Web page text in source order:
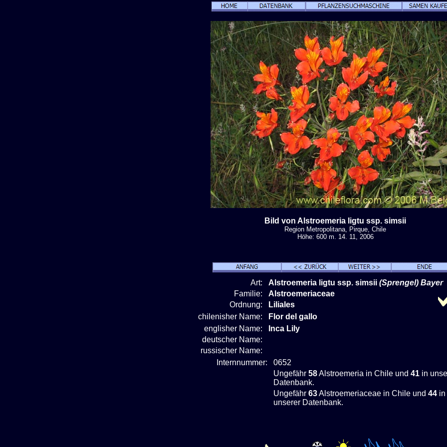
Bild von Alstroemeria ligtu ssp. simsii
Region Metropolitana, Pirque, Chile
Höhe: 600 m. 14. 11, 2006
Art: Alstroemeria ligtu ssp. simsii (Sprengel) Bayer
Familie:
Alstroemeriaceae
Ordnung:
Liliales
chilenisher Name:
Flor del gallo
englisher Name:
Inca Lily
deutscher Name:
russischer Name:
Internnummer:
0652
Ungefähr 58Alstroemeria in Chile und 41 in
Datenbank.
Ungefähr 63Alstroemeriaceae in Chile und 44 in
unserer Datenbank.